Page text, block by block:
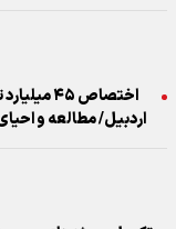
اختصاص
اردبیل/ مطالعه و